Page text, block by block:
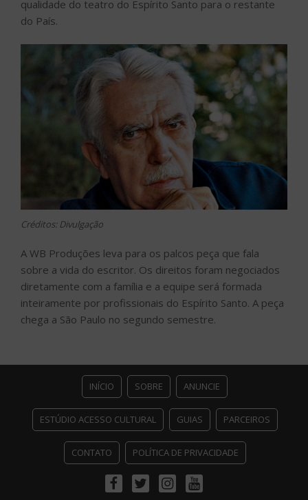
qualidade do teatro do Espírito Santo para o restante
do País.
Créditos: Divulgação
A WB Produções leva para os palcos peça que fala
sobre a vida do escritor. Os direitos foram negociados
diretamente com a família e a equipe será formada
inteiramente por profissionais do Espírito Santo. A peça
chega a São Paulo no segundo semestre.
INÍCIO SOBRE ANUNCIE
ESTÚDIO ACESSO CULTURAL GUIAS PARCEIROS
CONTATO POLÍTICA DE PRIVACIDADE
FacebookTwitterInstagramYoutube